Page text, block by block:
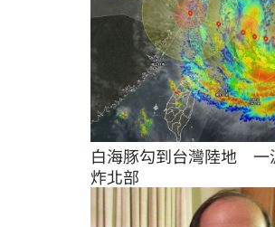
白海豚勾到台灣陸地　
炸北部